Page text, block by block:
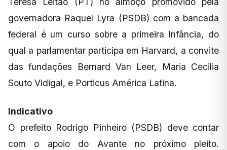
governadora Raquel Lyra (PSDB) com a bancada
federal é um curso sobre a primeira Infância, do
qual a parlamentar participa em Harvard, a convite
das fundações Bernard Van Leer, Maria Cecilia
Souto Vidigal, e Porticus América Latina.
Indicativo
O prefeito Rodrigo Pinheiro (PSDB) deve contar
com o apoio do Avante no próximo pleito.